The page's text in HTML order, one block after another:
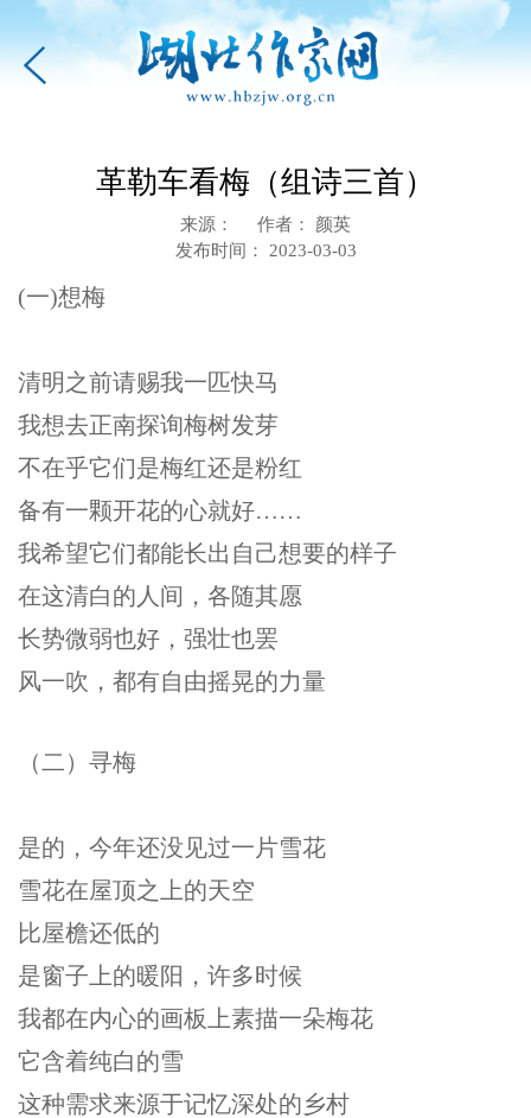
革勒车看梅（组诗三首）
来源： 作者： 颜英
发布时间： 2023-03-03
(一)想梅
清明之前请赐我一匹快马
我想去正南探询梅树发芽
不在乎它们是梅红还是粉红
备有一颗开花的心就好……
我希望它们都能长出自己想要的样子
在这清白的人间，各随其愿
长势微弱也好，强壮也罢
风一吹，都有自由摇晃的力量
（二）寻梅
是的，今年还没见过一片雪花
雪花在屋顶之上的天空
比屋檐还低的
是窗子上的暖阳，许多时候
我都在内心的画板上素描一朵梅花
它含着纯白的雪
这种需求来源于记忆深处的乡村